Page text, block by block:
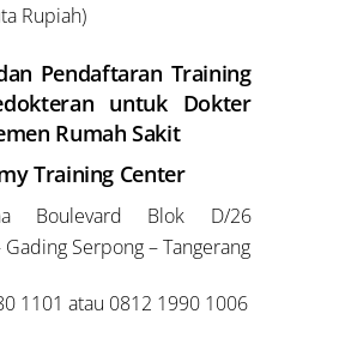
Rupiah)
Pendaftaran Training
untuk Dokter
Rumah Sakit
Training Center
Boulevard Blok D/26
Serpong – Tangerang
1101 atau 0812 1990 1006